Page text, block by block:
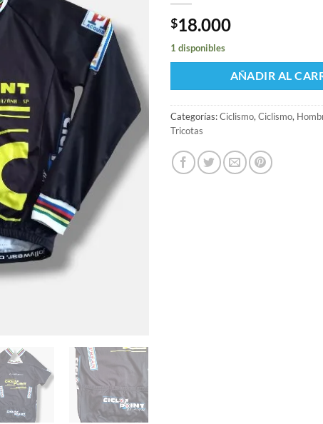
$18.000
1 disponibles
AÑADIR AL
Categorías:Ciclismo,Ciclismo,
Tricotas